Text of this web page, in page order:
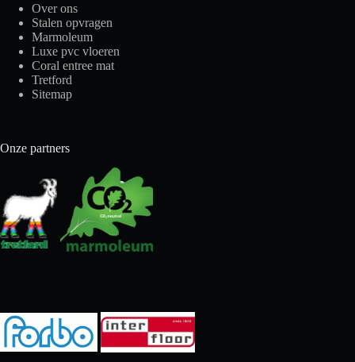
Over ons
Stalen opvragen
Marmoleum
Luxe pvc vloeren
Coral entree mat
Tretford
Sitemap
Onze partners